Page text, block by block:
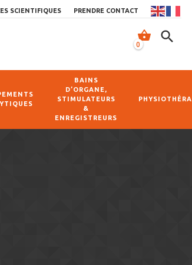
0
shopping_basket search
SCIENTIFIQUES PRENDRE CONTACT
BAINS
D’ORGANE,
STIMULATEURS
&
ENREGISTREURS